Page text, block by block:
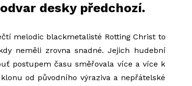
desky předchozí.
melodic blackmetalisté Rotting Christ to
neměli zrovna snadné. Jejich hudební
postupem času směřovala více a více k
od původního výraziva a nepřátelské